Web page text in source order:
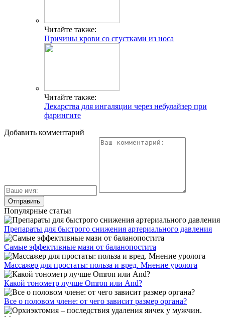
Читайте также:
Причины крови со сгустками из носа
Читайте также:
Лекарства для ингаляции через небулайзер при
фарингите
Добавить комментарий
Популярные статьи
Препараты для быстрого снижения артериального давления
Самые эффективные мази от баланопостита
Массажер для простаты: польза и вред. Мнение уролога
Какой тонометр лучше Omron или And?
Все о половом члене: от чего зависит размер органа?